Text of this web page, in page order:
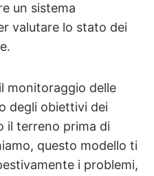
un sistema
valutare lo stato dei
monitoraggio delle
degli obiettivi dei
il terreno prima di
questo modello ti
i problemi,